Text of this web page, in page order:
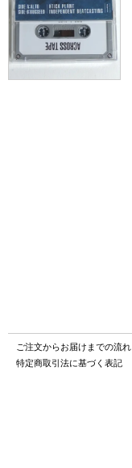
ご注文からお届けまでの流れ
特定商取引法に基づく表記